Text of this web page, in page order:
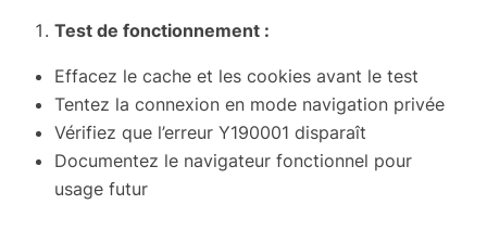
Test de fonctionnement :
Effacez le cache et les cookies avant le test
Tentez la connexion en mode navigation privée
Vérifiez que l’erreur Y190001 disparaît
Documentez le navigateur fonctionnel pour
usage futur